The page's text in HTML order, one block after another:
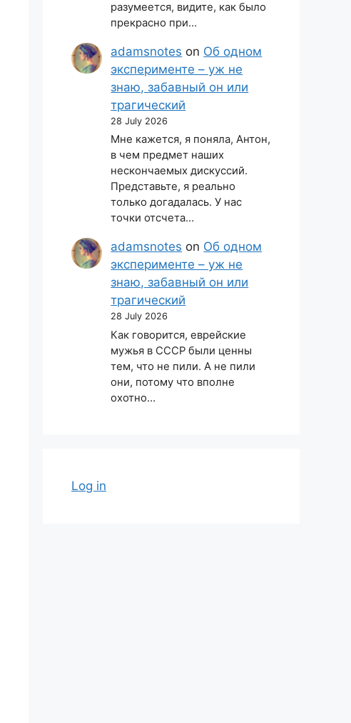
разумеется, видите, как было
прекрасно при…
adamsnotes on Об одном
эксперименте – уж не
знаю, забавный он или
трагический
28 July 2026
Мне кажется, я поняла, Антон,
в чем предмет наших
нескончаемых дискуссий.
Представьте, я реально
только догадалась. У нас
точки отсчета…
adamsnotes on Об одном
эксперименте – уж не
знаю, забавный он или
трагический
28 July 2026
Как говорится, еврейские
мужья в СССР были ценны
тем, что не пили. А не пили
они, потому что вполне
охотно…
Log in